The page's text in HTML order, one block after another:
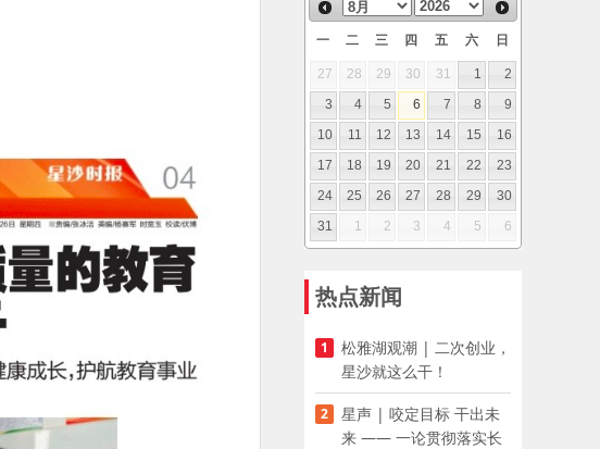
一 二 三 四 五 六 日
27 28 29 30 31 1
2
3
4 5 6 7 8
9
10
11 12 13 14 15
16
17
18 19 20 21 22
23
24
25 26 27 28 29
30
31
1 2 3 4 5 6
热点新闻
1
松雅湖观潮 | 二次创业，
星沙就这么干！
2
星声 | 咬定目标 干出未
来 —— 一论贯彻落实长